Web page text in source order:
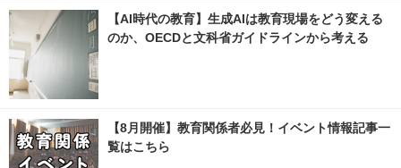
【AI時代の教育】生成AIは教育現場をどう変える
のか、OECDと文科省ガイドラインから考える
【8月開催】教育関係者必見！イベント情報記事一
覧はこちら